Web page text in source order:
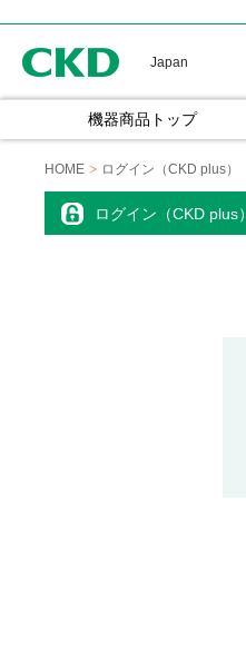
Japan
機器商品トップ
HOME ログイン（CKD plus）
ログイン（CKD plus）